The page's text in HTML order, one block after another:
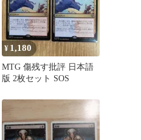
¥ 1,180
MTG 傷残す批評 日本語
版 2枚セット SOS